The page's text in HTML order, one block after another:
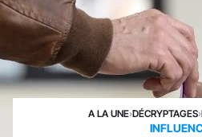
A LA UNE›DÉCRYPTAGES›